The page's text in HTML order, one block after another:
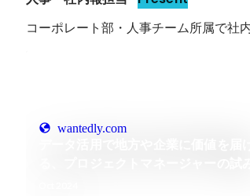
コーポレート部・人事チーム所属で社
wantedly.com